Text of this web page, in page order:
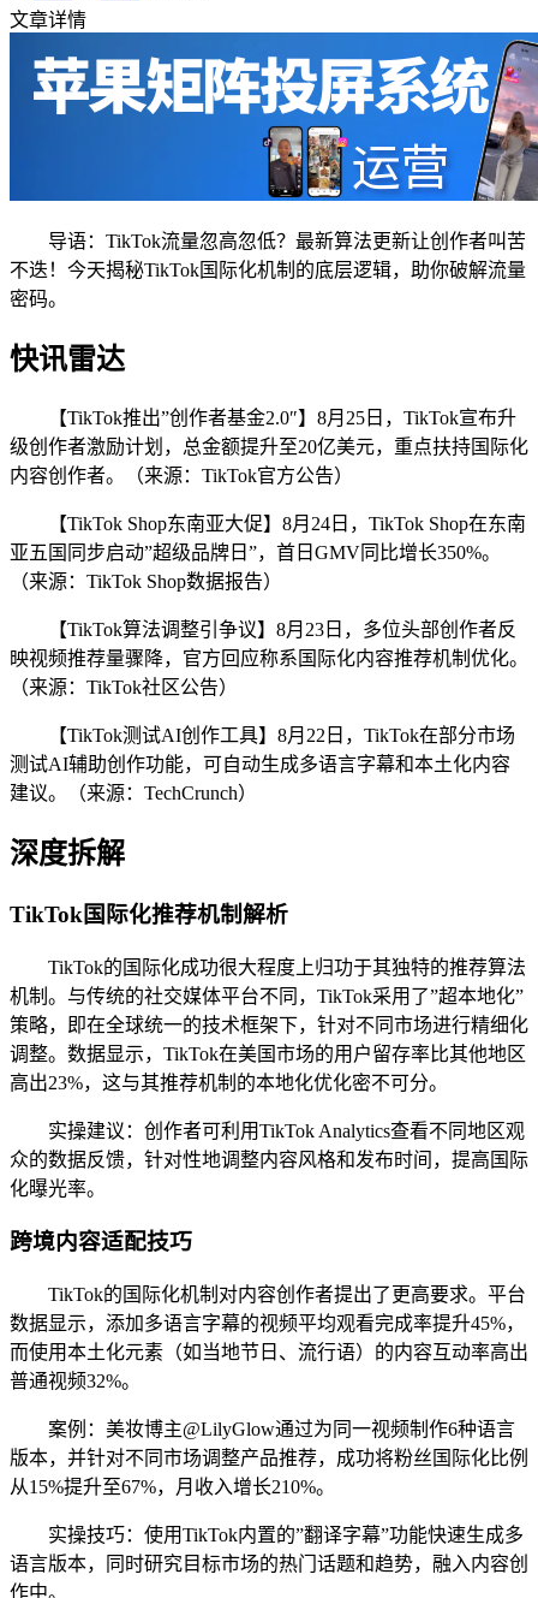
文章详情
导语：TikTok流量忽高忽低？最新算法更新让创作者叫苦
不迭！今天揭秘TikTok国际化机制的底层逻辑，助你破解流量
密码。
快讯雷达
【TikTok推出”创作者基金2.0″】8月25日，TikTok宣布升
级创作者激励计划，总金额提升至20亿美元，重点扶持国际化
内容创作者。（来源：TikTok官方公告）
【TikTok Shop东南亚大促】8月24日，TikTok Shop在东南
亚五国同步启动”超级品牌日”，首日GMV同比增长350%。
（来源：TikTok Shop数据报告）
【TikTok算法调整引争议】8月23日，多位头部创作者反
映视频推荐量骤降，官方回应称系国际化内容推荐机制优化。
（来源：TikTok社区公告）
【TikTok测试AI创作工具】8月22日，TikTok在部分市场
测试AI辅助创作功能，可自动生成多语言字幕和本土化内容
建议。（来源：TechCrunch）
深度拆解
TikTok国际化推荐机制解析
TikTok的国际化成功很大程度上归功于其独特的推荐算法
机制。与传统的社交媒体平台不同，TikTok采用了”超本地化”
策略，即在全球统一的技术框架下，针对不同市场进行精细化
调整。数据显示，TikTok在美国市场的用户留存率比其他地区
高出23%，这与其推荐机制的本地化优化密不可分。
实操建议：创作者可利用TikTok Analytics查看不同地区观
众的数据反馈，针对性地调整内容风格和发布时间，提高国际
化曝光率。
跨境内容适配技巧
TikTok的国际化机制对内容创作者提出了更高要求。平台
数据显示，添加多语言字幕的视频平均观看完成率提升45%，
而使用本土化元素（如当地节日、流行语）的内容互动率高出
普通视频32%。
案例：美妆博主@LilyGlow通过为同一视频制作6种语言
版本，并针对不同市场调整产品推荐，成功将粉丝国际化比例
从15%提升至67%，月收入增长210%。
实操技巧：使用TikTok内置的”翻译字幕”功能快速生成多
语言版本，同时研究目标市场的热门话题和趋势，融入内容创
作中。